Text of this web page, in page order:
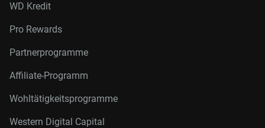
WD Kredit
Pro Rewards
Partnerprogramme
Affiliate-Programm
Wohltätigkeitsprogramme
Western Digital Capital